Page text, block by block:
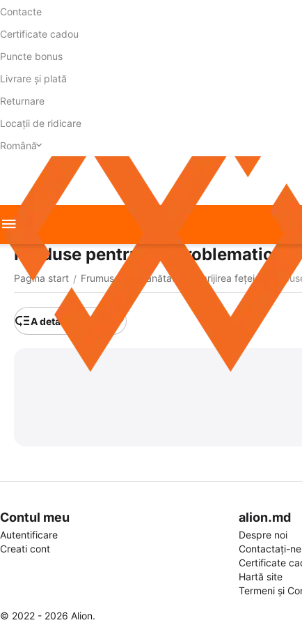
Contacte
Certificate cadou
Puncte bonus
Livrare și plată
Returnare
Locații de ridicare
Română
Produse pentru ten problematic
Pagina start / Frumusețe și sănătate Îngrijirea feței
A detalia categoria
Contul meu
Autentificare
Creati cont
alion.md
Despre noi
Contactați-ne
Certificate
Hartă site
Termeni și
© 2022 - 2026 Alion.